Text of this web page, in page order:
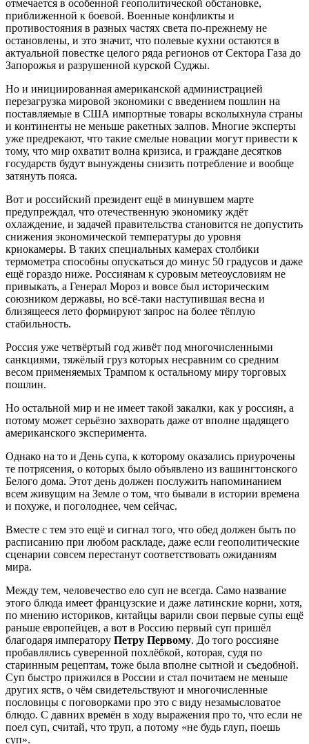
отмечается в особенной геополитической обстановке,
приближенной к боевой. Военные конфликты и
противостояния в разных частях света по-прежнему не
остановлены, и это значит, что полевые кухни остаются в
актуальной повестке целого ряда регионов от Сектора Газа до
Запорожья и разрушенной курской Суджы.
Но и инициированная американской администрацией
перезагрузка мировой экономики с введением пошлин на
поставляемые в США импортные товары всколыхнула страны
и континенты не меньше ракетных залпов. Многие эксперты
уже предрекают, что такие смелые новации могут привести к
тому, что мир охватит волна кризиса, и граждане десятков
государств будут вынуждены снизить потребление и вообще
затянуть пояса.
Вот и российский президент ещё в минувшем марте
предупреждал, что отечественную экономику ждёт
охлаждение, и задачей правительства становится не допустить
снижения экономической температуры до уровня
криокамеры. В таких специальных камерах столбики
термометра способны опускаться до минус 50 градусов и даже
ещё гораздо ниже. Россиянам к суровым метеоусловиям не
привыкать, а Генерал Мороз и вовсе был историческим
союзником державы, но всё-таки наступившая весна и
близящееся лето формируют запрос на более тёплую
стабильность.
Россия уже четвёртый год живёт под многочисленными
санкциями, тяжёлый груз которых несравним со средним
весом применяемых Трампом к остальному миру торговых
пошлин.
Но остальной мир и не имеет такой закалки, как у россиян, а
потому может серьёзно захворать даже от вполне щадящего
американского эксперимента.
Однако на то и День супа, к которому оказались приурочены
те потрясения, о которых было объявлено из вашингтонского
Белого дома. Этот день должен послужить напоминанием
всем живущим на Земле о том, что бывали в истории времена
и похуже, и поголоднее, чем сейчас.
Вместе с тем это ещё и сигнал того, что обед должен быть по
расписанию при любом раскладе, даже если геополитические
сценарии совсем перестанут соответствовать ожиданиям
мира.
Между тем, человечество ело суп не всегда. Само название
этого блюда имеет французские и даже латинские корни, хотя,
по мнению историков, китайцы варили свои первые супы ещё
раньше европейцев, а вот в Россию первый суп пришёл
благодаря императору Петру Первому. До того россияне
пробавлялись суверенной похлёбкой, которая, судя по
старинным рецептам, тоже была вполне сытной и съедобной.
Суп быстро прижился в России и стал почитаем не меньше
других яств, о чём свидетельствуют и многочисленные
пословицы с поговорками про это с виду незамысловатое
блюдо. С давних времён в ходу выражения про то, что если не
поел суп, считай, что труп, а потому «не будь глуп, поешь
суп».